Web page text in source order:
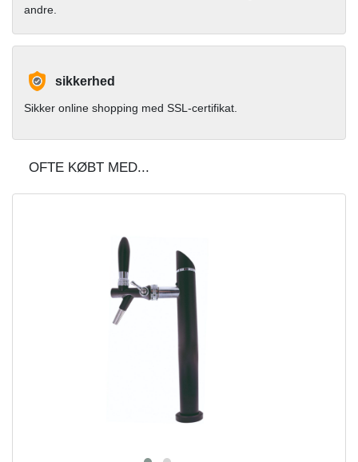
andre.
sikkerhed
Sikker online shopping med SSL-certifikat.
OFTE KØBT MED...